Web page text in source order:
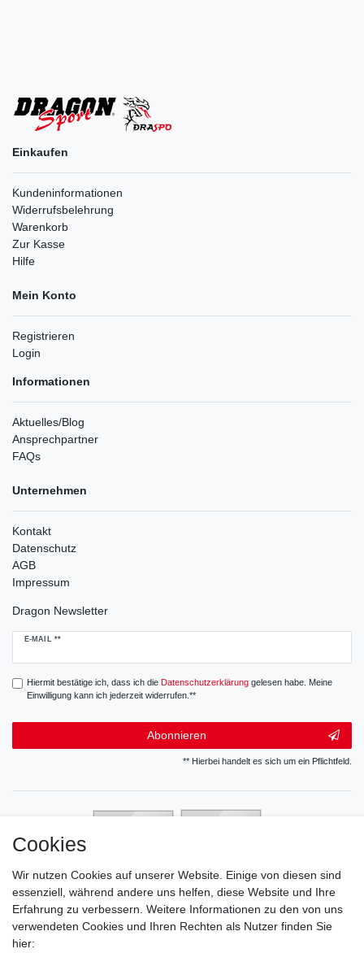
Einkaufen
Kundeninformationen
Widerrufsbelehrung
Warenkorb
Zur Kasse
Hilfe
Mein Konto
Registrieren
Login
Informationen
Aktuelles/Blog
Ansprechpartner
FAQs
Unternehmen
Kontakt
Datenschutz
AGB
Impressum
Dragon Newsletter
E-MAIL **
Newsletter
Hiermit bestätige ich, dass ich die Daten­schutz­erklärunggelesen habe. Meine
Einwilligung kann ich jederzeit widerrufen.**
Abonnieren
** Hierbei handelt es sich um ein Pflichtfeld.
Cookies
Wir nutzen Cookies auf unserer Website. Einige von diesen sind
essenziell, während andere uns helfen, diese Website und Ihre
Erfahrung zu verbessern. Weitere Informationen zu den von uns
verwendeten Cookies und Ihren Rechten als Nutzer finden Sie
hier: